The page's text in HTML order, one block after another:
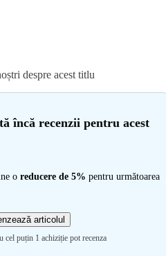
despre acest titlu
încă recenzii pentru acest
o reducere de 5% pentru următoarea
articolul
cel puțin 1 achiziție pot recenza